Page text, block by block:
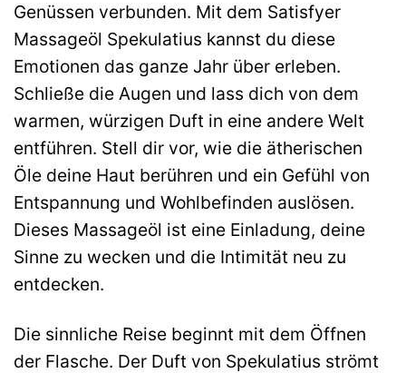
Genüssen verbunden. Mit dem Satisfyer
Massageöl Spekulatius kannst du diese
Emotionen das ganze Jahr über erleben.
Schließe die Augen und lass dich von dem
warmen, würzigen Duft in eine andere Welt
entführen. Stell dir vor, wie die ätherischen
Öle deine Haut berühren und ein Gefühl von
Entspannung und Wohlbefinden auslösen.
Dieses Massageöl ist eine Einladung, deine
Sinne zu wecken und die Intimität neu zu
entdecken.
Die sinnliche Reise beginnt mit dem Öffnen
der Flasche. Der Duft von Spekulatius strömt